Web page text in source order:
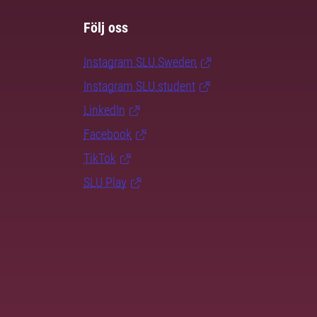
Följ oss
Instagram SLU.Sweden
Instagram SLU.student
LinkedIn
Facebook
TikTok
SLU Play